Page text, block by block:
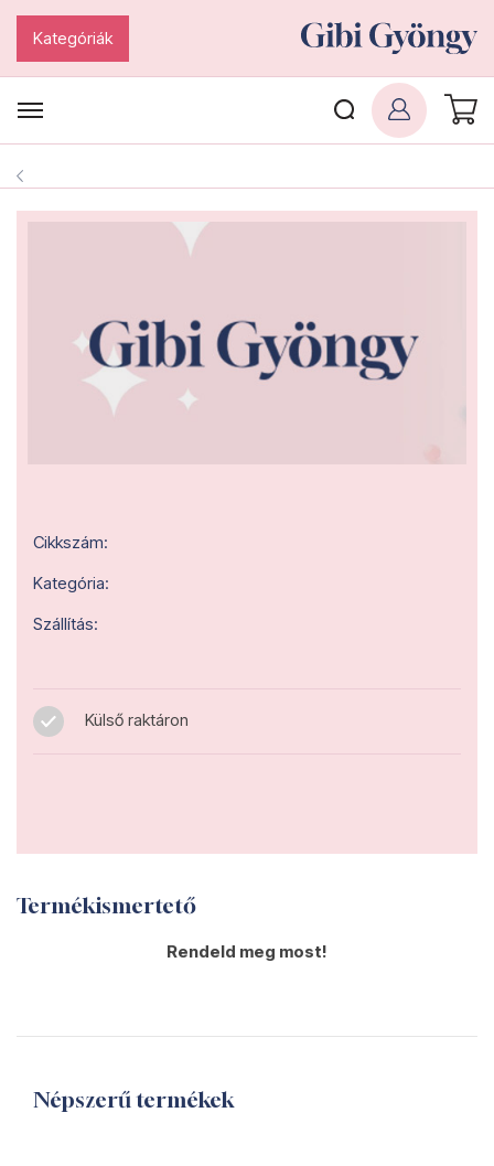
Kategóriák
Cikkszám:
Kategória:
Szállítás:
Külső raktáron
Termékismertető
Rendeld meg most!
Népszerű termékek